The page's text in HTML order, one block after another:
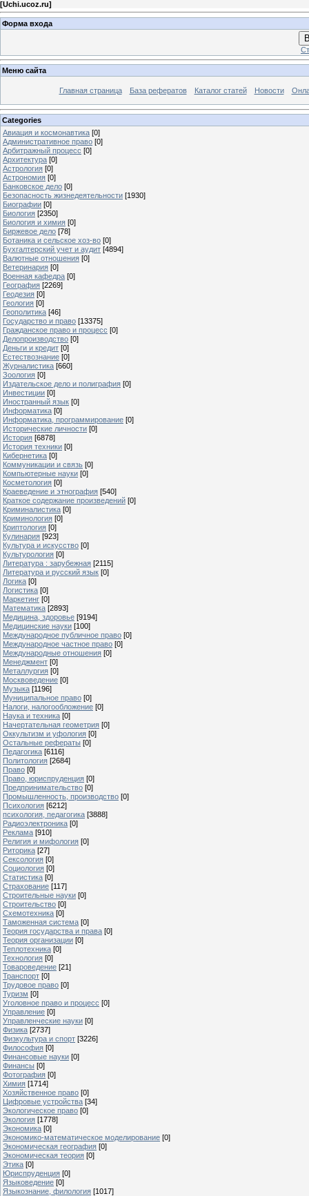
[Uchi.ucoz.ru]
Форма входа
Меню сайта
Главная страница База рефератов Каталог статей Новости
Categories
Авиация и космонавтика [0]
Административное право [0]
Арбитражный процесс [0]
Архитектура [0]
Астрология [0]
Астрономия [0]
Банковское дело [0]
Безопасность жизнедеятельности [1930]
Биографии [0]
Биология [2350]
Биология и химия [0]
Биржевое дело [78]
Ботаника и сельское хоз-во [0]
Бухгалтерский учет и аудит [4894]
Валютные отношения [0]
Ветеринария [0]
Военная кафедра [0]
География [2269]
Геодезия [0]
Геология [0]
Геополитика [46]
Государство и право [13375]
Гражданское право и процесс [0]
Делопроизводство [0]
Деньги и кредит [0]
Естествознание [0]
Журналистика [660]
Зоология [0]
Издательское дело и полиграфия [0]
Инвестиции [0]
Иностранный язык [0]
Информатика [0]
Информатика, программирование [0]
Исторические личности [0]
История [6878]
История техники [0]
Кибернетика [0]
Коммуникации и связь [0]
Компьютерные науки [0]
Косметология [0]
Краеведение и этнография [540]
Краткое содержание произведений [0]
Криминалистика [0]
Криминология [0]
Криптология [0]
Кулинария [923]
Культура и искусство [0]
Культурология [0]
Литература : зарубежная [2115]
Литература и русский язык [0]
Логика [0]
Логистика [0]
Маркетинг [0]
Математика [2893]
Медицина, здоровье [9194]
Медицинские науки [100]
Международное публичное право [0]
Международное частное право [0]
Международные отношения [0]
Менеджмент [0]
Металлургия [0]
Москвоведение [0]
Музыка [1196]
Муниципальное право [0]
Налоги, налогообложение [0]
Наука и техника [0]
Начертательная геометрия [0]
Оккультизм и уфология [0]
Остальные рефераты [0]
Педагогика [6116]
Политология [2684]
Право [0]
Право, юриспруденция [0]
Предпринимательство [0]
Промышленность, производство [0]
Психология [6212]
психология, педагогика [3888]
Радиоэлектроника [0]
Реклама [910]
Религия и мифология [0]
Риторика [27]
Сексология [0]
Социология [0]
Статистика [0]
Страхование [117]
Строительные науки [0]
Строительство [0]
Схемотехника [0]
Таможенная система [0]
Теория государства и права [0]
Теория организации [0]
Теплотехника [0]
Технология [0]
Товароведение [21]
Транспорт [0]
Трудовое право [0]
Туризм [0]
Уголовное право и процесс [0]
Управление [0]
Управленческие науки [0]
Физика [2737]
Физкультура и спорт [3226]
Философия [0]
Финансовые науки [0]
Финансы [0]
Фотография [0]
Химия [1714]
Хозяйственное право [0]
Цифровые устройства [34]
Экологическое право [0]
Экология [1778]
Экономика [0]
Экономико-математическое моделирование [0]
Экономическая география [0]
Экономическая теория [0]
Этика [0]
Юриспруденция [0]
Языковедение [0]
Языкознание, филология [1017]